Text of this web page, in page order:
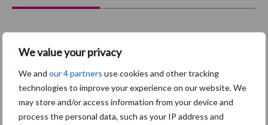
We value your privacy
We and our 4 partners use cookies and other tracking
technologies to improve your experience on our website. We
may store and/or access information from your device and
process the personal data, such as your IP address and
Afrikaanse
varkenspest